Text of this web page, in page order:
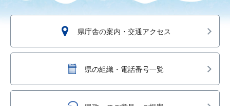
県庁舎の案内・交通アクセス
県の組織・電話番号一覧